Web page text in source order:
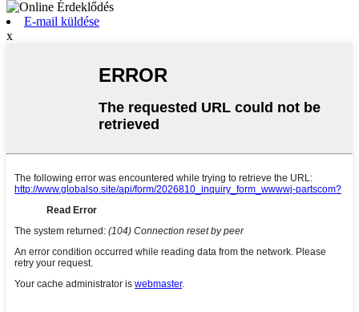
E-mail küldése
x